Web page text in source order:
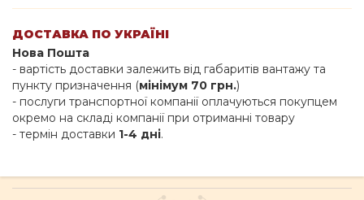
ДОСТАВКА ПО УКРАЇНІ
Нова Пошта
- вартість доставки залежить від габаритів вантажу та
пункту призначення (мінімум 70 грн.)
- послуги транспортної компанії оплачуються покупцем
окремо на складі компанії при отриманні товару
- термін доставки 1-4 дні.